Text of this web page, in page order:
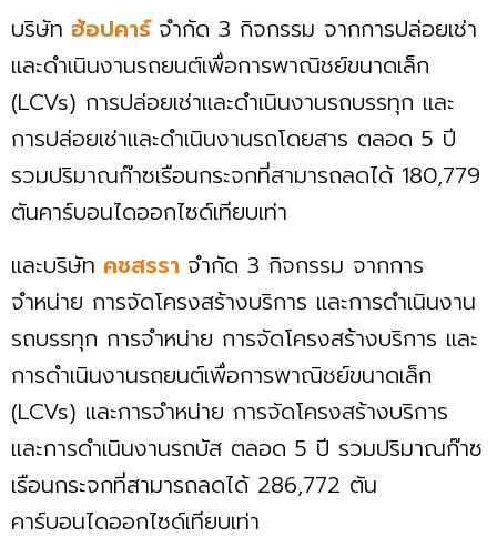
บริษัท ฮ้อปคาร์ จำกัด 3 กิจกรรม จากการปล่อยเช่า
และดำเนินงานรถยนต์เพื่อการพาณิชย์ขนาดเล็ก
(LCVs) การปล่อยเช่าและดำเนินงานรถบรรทุก และ
การปล่อยเช่าและดำเนินงานรถโดยสาร ตลอด 5 ปี
รวมปริมาณก๊าซเรือนกระจกที่สามารถลดได้ 180,779
ตันคาร์บอนไดออกไซด์เทียบเท่า
และบริษัท คชสรรา จำกัด 3 กิจกรรม จากการ
จำหน่าย การจัดโครงสร้างบริการ และการดำเนินงาน
รถบรรทุก การจำหน่าย การจัดโครงสร้างบริการ และ
การดำเนินงานรถยนต์เพื่อการพาณิชย์ขนาดเล็ก
(LCVs) และการจำหน่าย การจัดโครงสร้างบริการ
และการดำเนินงานรถบัส ตลอด 5 ปี รวมปริมาณก๊าซ
เรือนกระจกที่สามารถลดได้ 286,772 ตัน
คาร์บอนไดออกไซด์เทียบเท่า